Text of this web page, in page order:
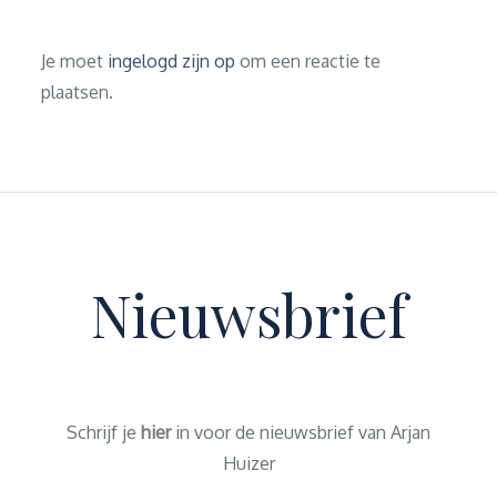
Je moet ingelogd zijn op om een reactie te
plaatsen.
Nieuwsbrief
Schrijf je hierin voor de nieuwsbrief van Arjan
Huizer